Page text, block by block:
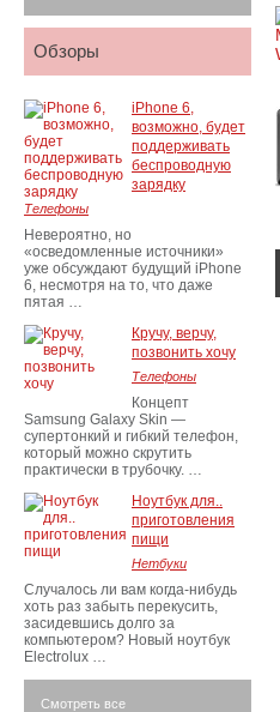
Обзоры
iPhone 6,
возможно, будет
поддерживать
беспроводную
зарядку
Телефоны
Невероятно, но
«осведомленные источники»
уже обсуждают будущий iPhone
6, несмотря на то, что даже
пятая …
Кручу, верчу,
позвонить хочу
Телефоны
Концепт
Samsung Galaxy Skin —
супертонкий и гибкий телефон,
который можно скрутить
практически в трубочку. …
Ноутбук для..
приготовления
пищи
Нетбуки
Случалось ли вам когда-нибудь
хоть раз забыть перекусить,
засидевшись долго за
компьютером? Новый ноутбук
Electrolux …
Смотреть все